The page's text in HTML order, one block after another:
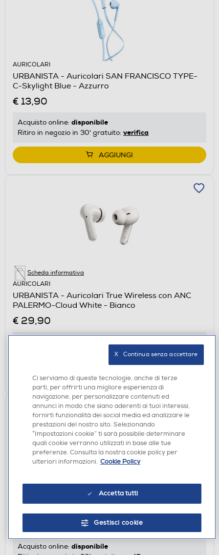
AURICOLARI
URBANISTA - Auricolari SAN FRANCISCO TYPE-
C-Skylight Blue - Azzurro
€ 13,90
Acquisto online: disponibile
Ritiro in negozio in 30' gratuito: verifica
AGGIUNGI
Scheda informativa
AURICOLARI
URBANISTA - Auricolari True Wireless con ANC
PALERMO-Cloud White - Bianco
€ 29,90
Ritiro in negozio in 30' gratuito: verifica
AGGIUNGI
Acquisto online: disponibile
Ci serviamo di queste tecnologie, anche di terze
parti, per offrirti una migliore esperienza di
navigazione, per personalizzare contenuti ed
annunci in modo che siano aderenti ai tuoi interessi,
fornirti funzionalità dei social media ed analizzare le
prestazioni del nostro sito. Selezionando
“Impostazioni cookie” ti sarà possibile determinare
quali cookie verranno utilizzati in base alle tue
preferenze. Consulta la nostra cookie policy per
ulteriori informazioni. Cookie Policy
Accetta tutti
Gestisci cookie
X   Continua senza accettare